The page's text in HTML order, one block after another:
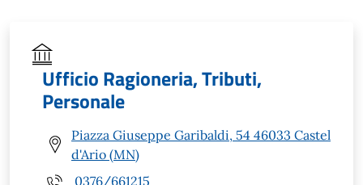
Ufficio Ragioneria, Tributi,
Personale
Piazza Giuseppe Garibaldi, 54 46033 Castel
d'Ario (MN)
0376/661215